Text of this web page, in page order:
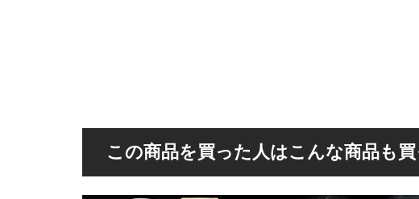
この商品を買った人はこんな商品も